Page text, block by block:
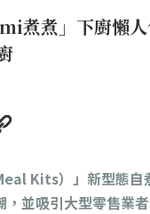
煮煮」下廚懶
Kits）」新型態
，並吸引大型零售業